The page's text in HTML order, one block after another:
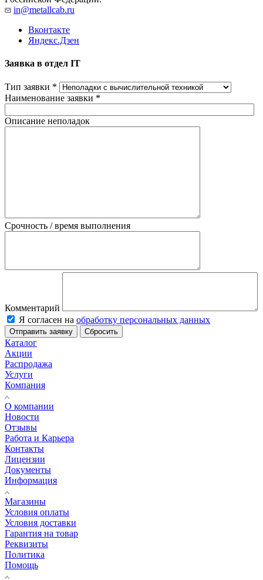
in@metallcab.ru
Вконтакте
Яндекс.Дзен
Заявка в отдел IT
Тип заявки *
Наименование заявки *
Описание неполадок
Срочность / время выполнения
Комментарий
Я согласен на обработку персональных данных
Отправить заявку Сбросить
Каталог
Акции
Распродажа
Услуги
Компания
О компании
Новости
Отзывы
Работа и Карьера
Контакты
Лицензии
Документы
Информация
Магазины
Условия оплаты
Условия доставки
Гарантия на товар
Реквизиты
Политика
Помощь